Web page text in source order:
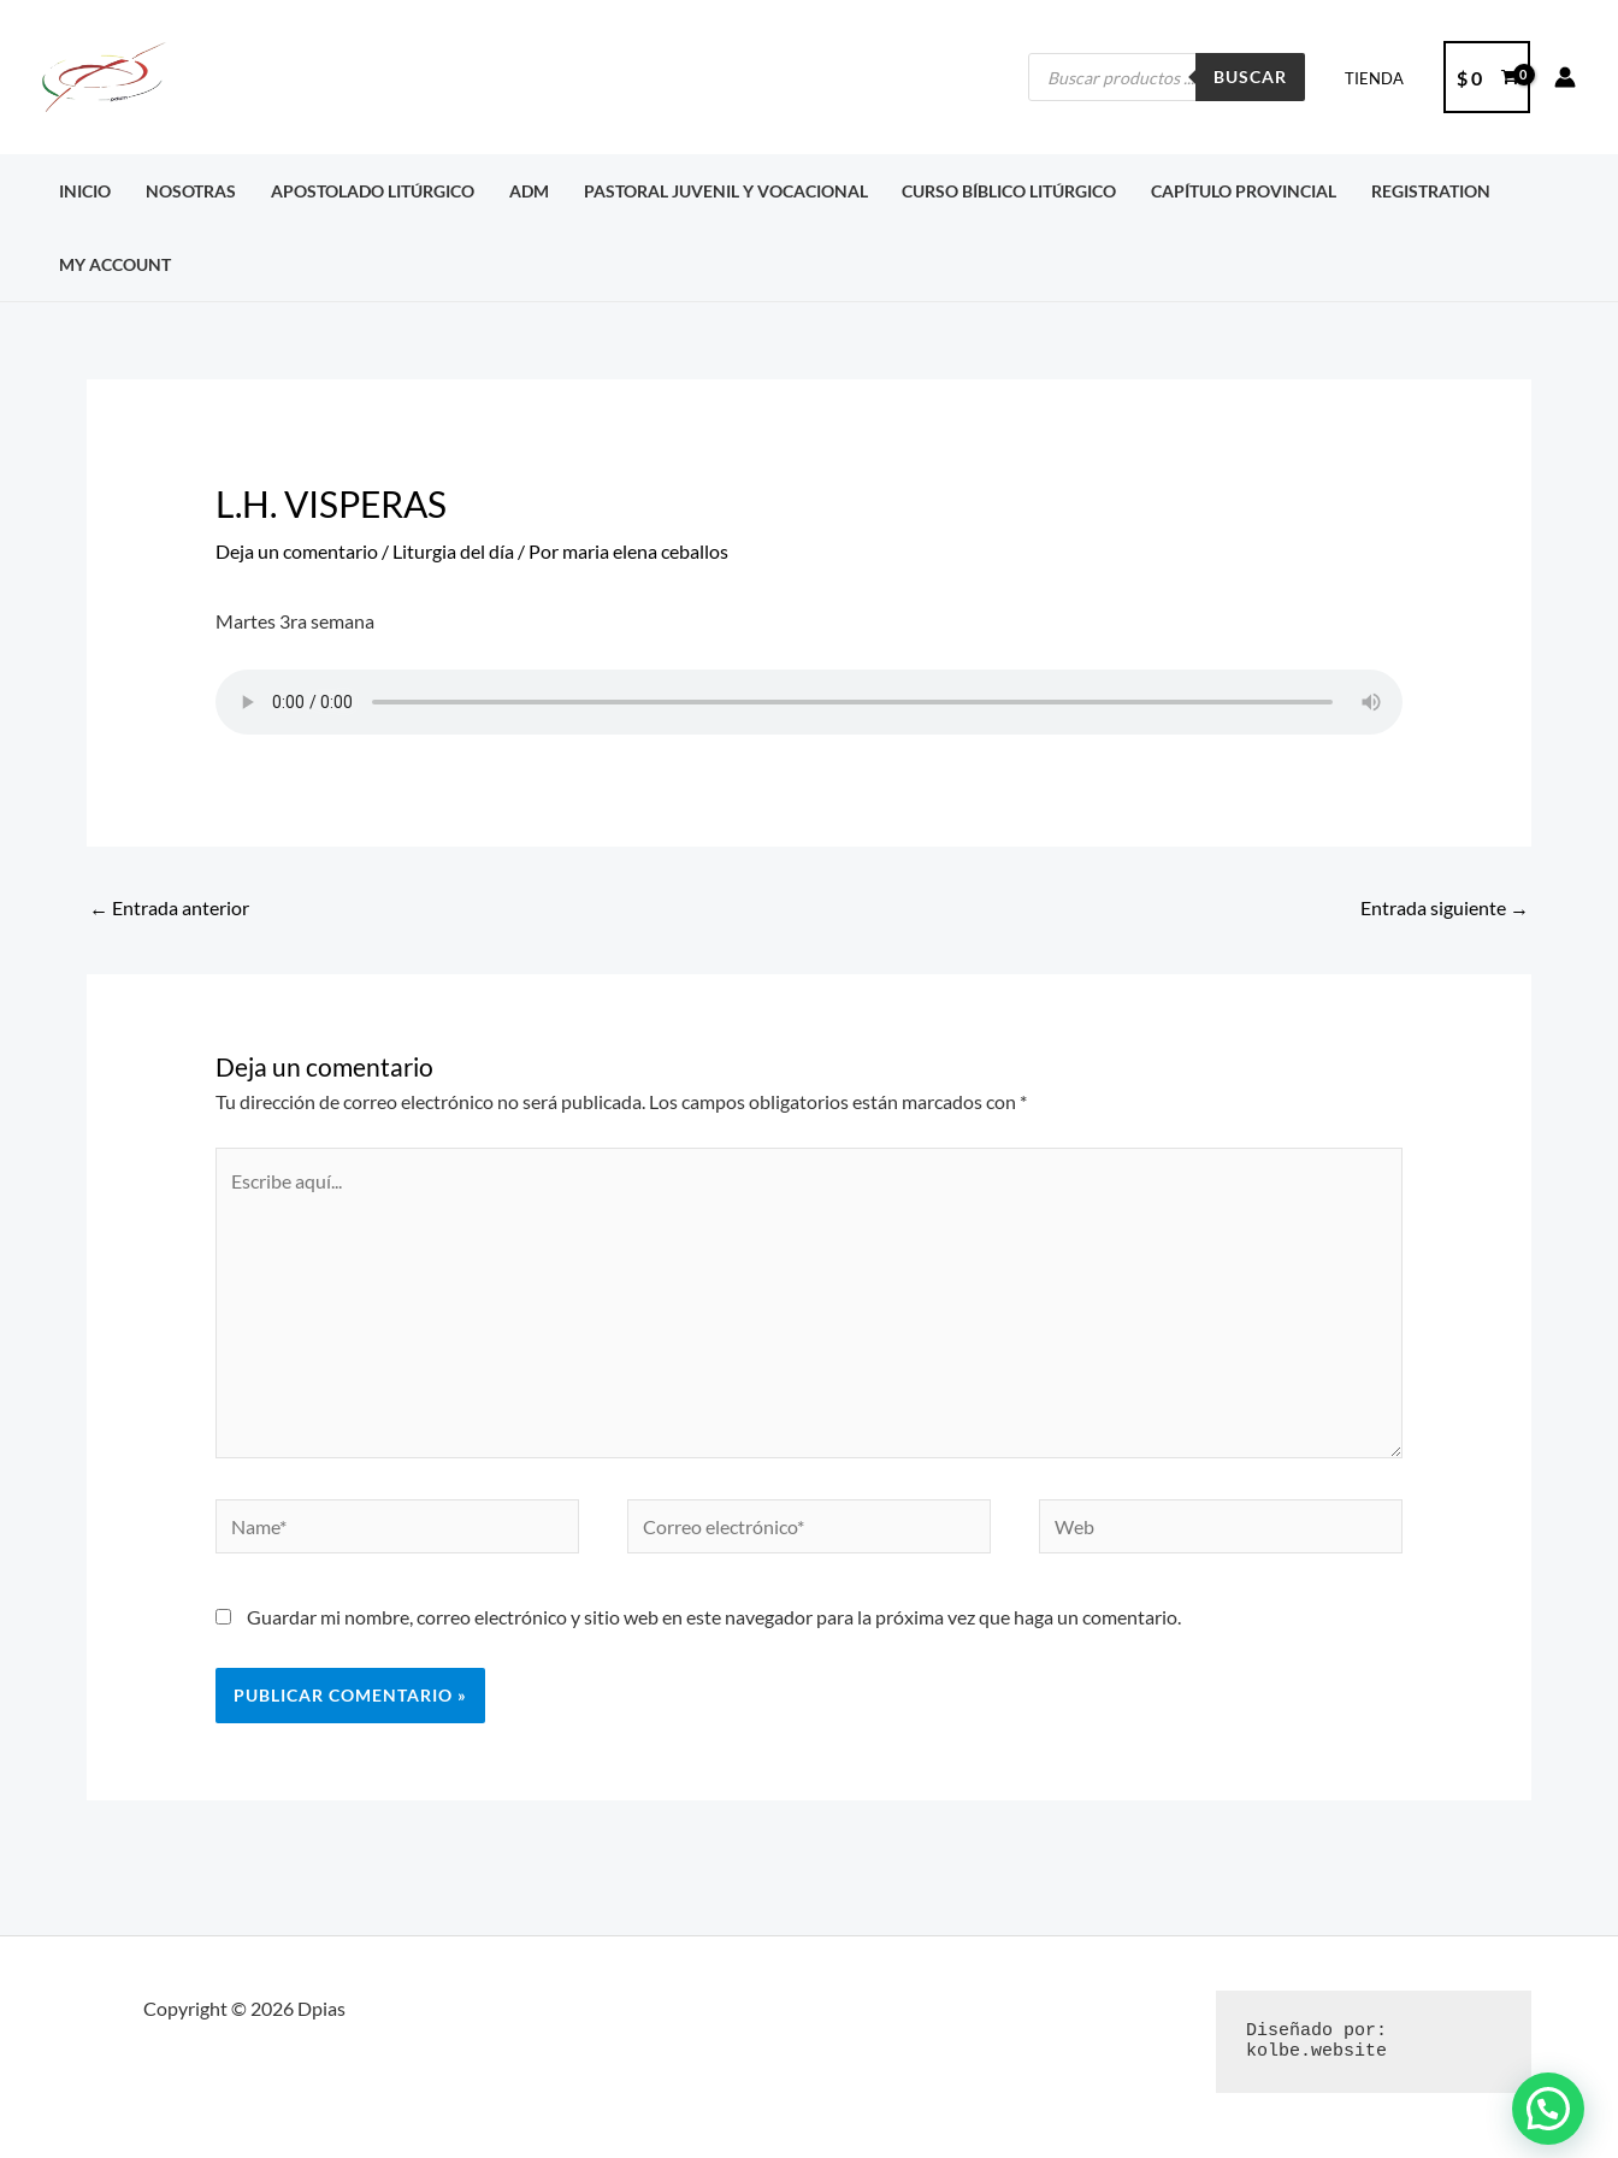
contenido
Búsqueda
productos
BUSCAR TIENDA $0
INICIO NOSOTRAS APOSTOLADO LITÚRGICO ADM PASTORAL JUVENIL Y VOCACIONAL CURSO BÍBLICO LITÚRGICO CAPÍTULO PROVINCIAL REGISTRATION
MY ACCOUNT
L.H. VISPERAS
Deja un comentario / Liturgia del día/ Por maria elena ceballos
Martes 3ra semana
← Entrada anterior Entrada siguiente →
Deja un comentario
Tu dirección de correo electrónico no será publicada. Los campos obligatorios están marcados con *
electrónico*
Guardar mi nombre, correo electrónico y sitio web en este navegador para la próxima vez que haga un comentario.
Copyright © 2026 Dpias
Diseñado por:
kolbe.website